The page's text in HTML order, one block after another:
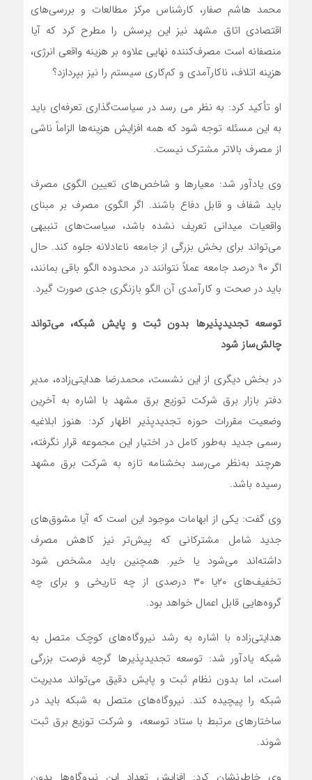
محمد هاشم صفار، کارشناس مرکز مطالعات و بررسی‌های
اقتصادی اتاق مشهد نیز این پرسش را مطرح کرد که آیا
منصفانه است مصرف‌کننده نهایی علاوه بر هزینه واقعی انرژی،
هزینه اتلاف، ناکارآمدی و کم‌کاری سیستم را نیز بپردازد؟
او تأکید کرد: به نظر می رسد در سیاست‌گذاری تعرفه‌ای باید
به این مسئله توجه شود که همه افزایش هزینه‌ها الزاماً ناشی
از مصرف بالاتر مشترک نیست.
وی یادآور شد: معیارها و شاخص‌های تعیین الگوی مصرف
باید شفاف و قابل دفاع باشند. اگر الگوی مصرف بر مبنای
واقعیات میدانی تعریف نشده باشد، سیاست‌های تنبیهی
می‌تواند برای بخش بزرگی از جامعه ناعادلانه جلوه کند. حال
اگر ۹۰ درصد جامعه عملاً نتوانند در محدوده الگو باقی بمانند،
باید در صحت و کارآمدی آن الگو بازنگری جدی صورت گیرد.
توسعه تجدیدپذیرها بدون ثبت و پایش شبکه، می‌تواند
چالش‌ساز شود
در بخش دیگری از این نشست، محمدرضا هدایتی‌زاده، مدیر
دفتر بازار برق شرکت توزیع برق مشهد با اشاره به آخرین
وضعیت مقررات حوزه تجدیدپذیر اظهار کرد: هنوز ابلاغیه
رسمی جدید به‌طور کامل در اختیار این مجموعه قرار نگرفته،
هرچند به‌نظر می‌رسد بخشنامه تازه به شرکت برق مشهد
رسیده باشد.
وی گفت: یکی از ابهامات موجود این است که آیا مشوق‌های
جدید شامل مشترکانی که پیش‌تر نیز کاهش مصرف
داشته‌اند می‌شود یا خیر. همچنین باید مشخص شود
تخفیف‌های ۲۰یا ۳۰ درصدی از چه تاریخی و برای چه
گروه‌هایی قابل اعمال خواهد بود.
هدایتی‌زاده با اشاره به رشد نیروگاه‌های کوچک متصل به
شبکه یادآور شد: توسعه تجدیدپذیرها گرچه فرصت بزرگی
است، اما بدون نظام ثبت و پایش دقیق می‌تواند مدیریت
شبکه را پیچیده کند. نیروگاه‌های متصل به شبکه باید در
ساختارهای مرتبط با ستاد توسعه، و شرکت توزیع برق ثبت
شوند.